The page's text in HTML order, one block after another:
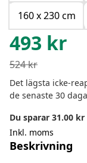
160 x 230 cm
493 kr
524kr
Det lägsta icke-
de senaste 30
Du sparar 31.00 kr
Inkl. moms
Beskrivning